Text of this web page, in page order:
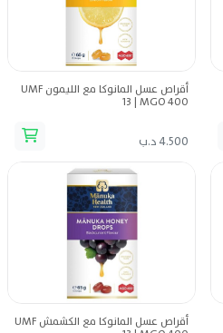
أقراص عسل المانوكا مع الليمون UMF
13 | MGO 400
4.500 د.ب
أقراص عسل المانوكا مع الكشمش UMF